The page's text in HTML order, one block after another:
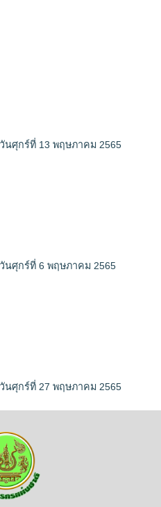
นศุกร์ที่ 13 พฤษภาคม 2565
นศุกร์ที่ 6 พฤษภาคม 2565
นศุกร์ที่ 27 พฤษภาคม 2565